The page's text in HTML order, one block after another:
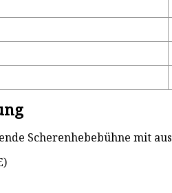
Scherenhebebühne mit